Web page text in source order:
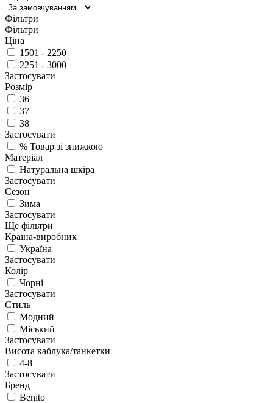
Фільтри
Фільтри
Ціна
1501 - 2250
2251 - 3000
Застосувати
Розмір
36
37
38
Застосувати
% Товар зі знижкою
Матеріал
Натуральна шкіра
Застосувати
Сезон
Зима
Застосувати
Ще фільтри
Країна-виробник
Україна
Застосувати
Колір
Чорні
Застосувати
Стиль
Модний
Міський
Застосувати
Висота каблука/танкетки
4-8
Застосувати
Бренд
Benito